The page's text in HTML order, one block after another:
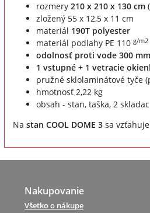
rozmery 210 x 210 x 130 cm
zložený 55 x 12,5 x 11 cm
materiál 190T polyester
materiál podlahy PE 110 g/m2
odolnosť proti vode 300 mm
1 vstupné + 1 vetracie
pružné sklolaminátové tyče
hmotnosť 2,22 kg
obsah - stan, taška, 2
Na stan COOL DOME 3 sa
Nakupovanie
Všetko o nákupe